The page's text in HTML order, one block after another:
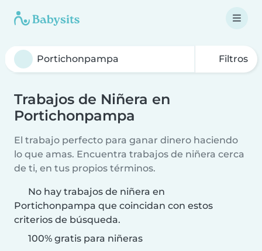
Filtros
Trabajos de Niñera en
Portichonpampa
El trabajo perfecto para ganar dinero haciendo
lo que amas. Encuentra trabajos de niñera cerca
de ti, en tus propios términos.
No hay trabajos de niñera en
Portichonpampa que coincidan con estos
criterios de búsqueda.
100% gratis para niñeras